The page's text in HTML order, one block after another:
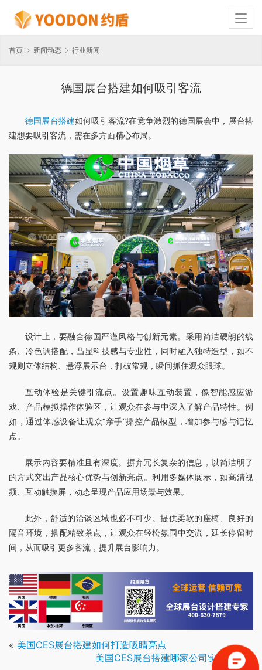
首页 新闻动态 行业新闻
德国展台搭建如何吸引客流
德国展台搭建如何吸引客流?在竞争激烈的德国展会中，展台搭
建想要吸引客流，需在多方面精心布局。
设计上，要融合德国严谨风格与创新元素。采用简洁硬朗的线
条、冷色调搭配，凸显科技感与专业性，同时融入独特造型，如不
规则立体结构、悬浮展示台，打破常规，瞬间抓住观众眼球。
互动体验是关键引流点。设置趣味互动装置，像智能感应游
戏、产品模拟操作体验区，让观众在参与中深入了解产品特性。例
如，通过体感设备让观众“亲手”操控产品模型，增加参与感与记忆
点。
展示内容要精准且有深度。摒弃冗长复杂的信息，以简洁明了
的方式突出产品核心优势与创新亮点。利用多媒体展示，如高清视
频、互动触摸屏，动态呈现产品应用场景与效果。
此外，舒适的洽谈区域也必不可少。提供柔软的座椅、良好的
隔音环境，搭配精致茶点，让观众在轻松氛围中交流，延长停留时
间，从而吸引更多客流，提升展台影响力。
« 美国CES展台搭建如何打造吸睛亮点
美国CES展台搭建哪家公司实力超群»